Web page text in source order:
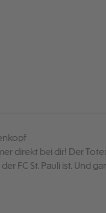
direkt bei dir! Der
FC St. Pauli ist. Und